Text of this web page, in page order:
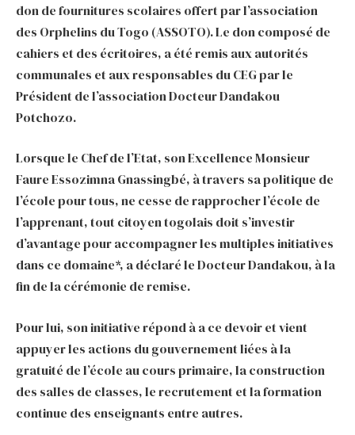
don de fournitures scolaires offert par l’association
des Orphelins du Togo (ASSOTO). Le don composé de
cahiers et des écritoires, a été remis aux autorités
communales et aux responsables du CEG par le
Président de l’association Docteur Dandakou
Potchozo.
Lorsque le Chef de l’Etat, son Excellence Monsieur
Faure Essozimna Gnassingbé, à travers sa politique de
l’école pour tous, ne cesse de rapprocher l’école de
l’apprenant, tout citoyen togolais doit s’investir
d’avantage pour accompagner les multiples initiatives
dans ce domaine*, a déclaré le Docteur Dandakou, à la
fin de la cérémonie de remise.
Pour lui, son initiative répond à a ce devoir et vient
appuyer les actions du gouvernement liées à la
gratuité de l’école au cours primaire, la construction
des salles de classes, le recrutement et la formation
continue des enseignants entre autres.